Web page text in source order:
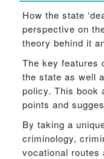
How the state
perspective on
theory behind it
The key features
the state as well
policy. This book
points and
By taking a
criminology,
vocational routes